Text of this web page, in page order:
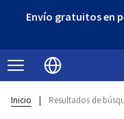
Envío gratuitos en
Seleccionar
Inicio | Resultados de